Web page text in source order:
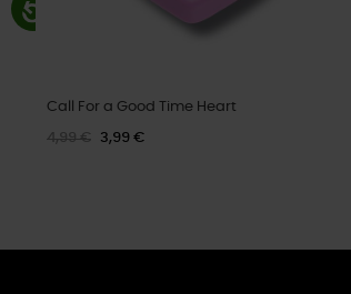
Call For a Good Time Heart
4,99 € 3,99 €